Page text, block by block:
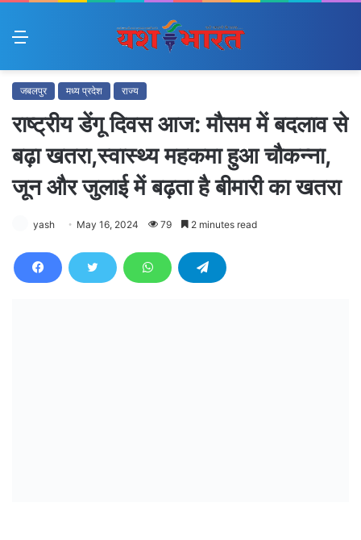
Menu
जबलपुर मध्य प्रदेश राज्य
राष्ट्रीय डेंगू दिवस आज: मौसम में बदलाव से
बढ़ा खतरा,स्वास्थ्य महकमा हुआ चौकन्ना,
जून और जुलाई में बढ़ता है बीमारी का खतरा
yash May 16, 2024 79 2 minutes read